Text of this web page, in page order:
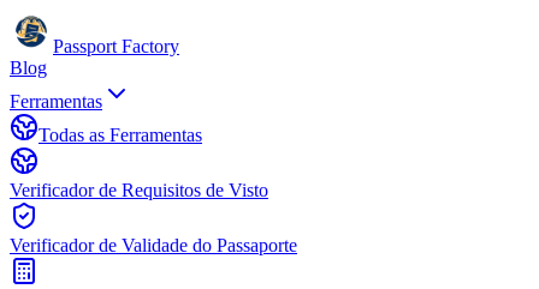
Passport Factory
Blog
Ferramentas
Todas as Ferramentas
Verificador de Requisitos de Visto
Verificador de Validade do Passaporte